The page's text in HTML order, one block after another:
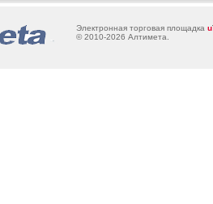
Электронная торговая площадка u
© 2010-2026 Алтимета